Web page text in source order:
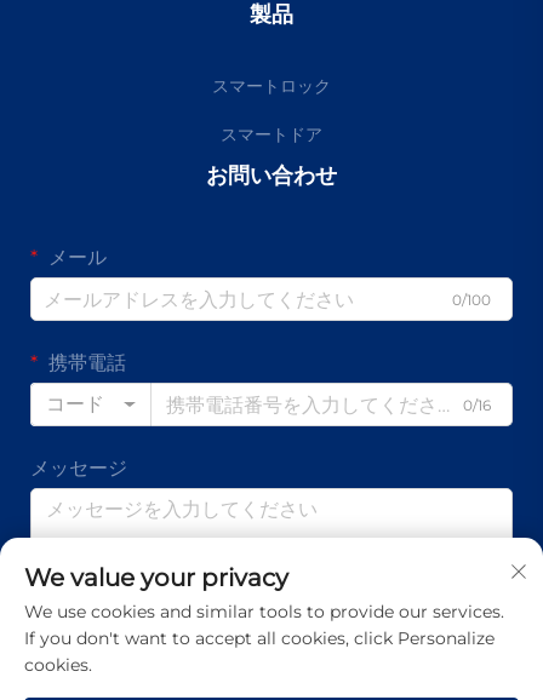
製品
スマートロック
スマートドア
お問い合わせ
メール
0/100
携帯電話
コード
0/16
メッセージ
We value your privacy
We use cookies and similar tools to provide our services.
If you don't want to accept all cookies, click Personalize
cookies.